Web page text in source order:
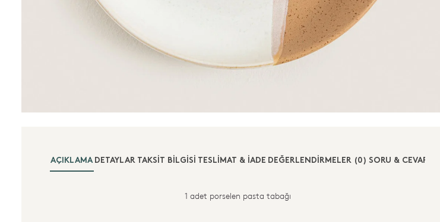
AÇIKLAMA DETAYLAR TAKSIT BILGISI TESLIMAT & İADE DEĞERLENDİRMELER (0) SORU & CEVAP (2)
1 adet porselen pasta tabağı